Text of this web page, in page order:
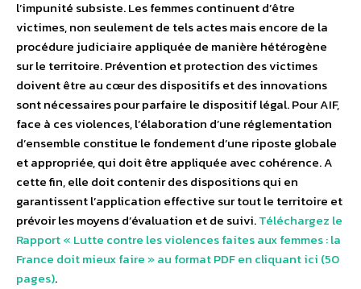
l’impunité subsiste. Les femmes continuent d’être
victimes, non seulement de tels actes mais encore de la
procédure judiciaire appliquée de manière hétérogène
sur le territoire. Prévention et protection des victimes
doivent être au cœur des dispositifs et des innovations
sont nécessaires pour parfaire le dispositif légal. Pour AIF,
face à ces violences, l’élaboration d’une réglementation
d’ensemble constitue le fondement d’une riposte globale
et appropriée, qui doit être appliquée avec cohérence. A
cette fin, elle doit contenir des dispositions qui en
garantissent l’application effective sur tout le territoire et
prévoir les moyens d’évaluation et de suivi.Téléchargez le
Rapport « Lutte contre les violences faites aux femmes : la
France doit mieux faire » au format PDF en cliquant ici (50
pages).